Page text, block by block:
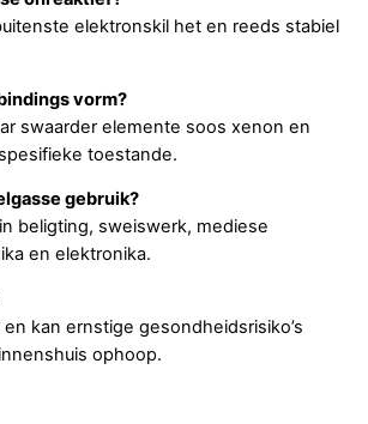
elektronskil het en reeds stabiel
vorm?
swaarder elemente soos xenon en
toestande.
gebruik?
beligting, sweiswerk, mediese
en elektronika.
kan ernstige gesondheidsrisiko’s
ophoop.